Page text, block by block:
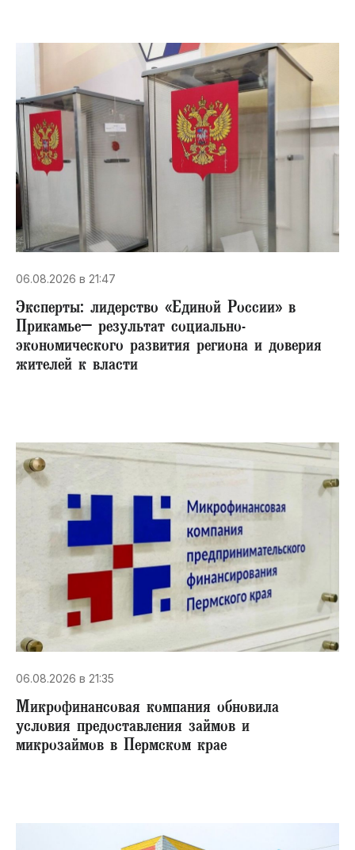
06.08.2026 в 21:47
Эксперты: лидерство «Единой России» в
Прикамье– результат социально-
экономического развития региона и доверия
жителей к власти
06.08.2026 в 21:35
Микрофинансовая компания обновила
условия предоставления займов и
микрозаймов в Пермском крае